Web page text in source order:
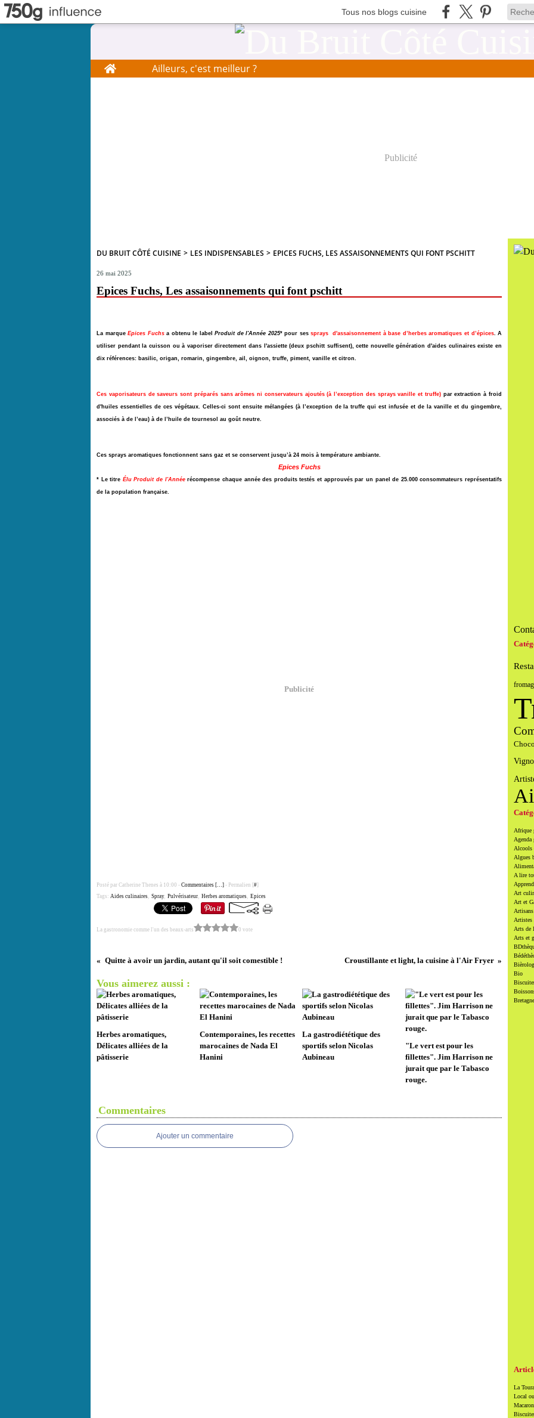
Tous nos blogs cuisine
Home Ailleurs, c'est meilleur ?
Publicité
DU BRUIT CÔTÉ CUISINE > LES INDISPENSABLES > EPICES FUCHS, LES ASSAISONNEMENTS QUI FONT PSCHITT
26 mai 2025
Epices Fuchs, Les assaisonnements qui font pschitt
La marqueEpices Fuchsa obtenu le labelProduit de l'Année 2025* pour sessprays d'assaisonnement à base d’herbes aromatiques et d’épices. A
utiliser pendant la cuisson ou à vaporiser directement dans l'assiette (deux pschitt suffisent), cette nouvelle génération d'aides culinaires existe en
dix références: basilic, origan, romarin, gingembre, ail, oignon, truffe, piment, vanille et citron.
Ces vaporisateurs de saveurs sont préparés sans arômes ni conservateurs ajoutés (à l’exception des sprays vanille et truffe)par extraction à froid
d'huiles essentielles de ces végétaux. Celles-ci sont ensuite mélangées (à l’exception de la truffe qui est infusée et de la vanille et du gingembre,
associés à de l’eau) à de l’huile de tournesol au goût neutre.
Ces sprays aromatiques fonctionnent sans gaz et se conservent jusqu’à 24 mois à température ambiante.
Epices Fuchs
* Le titre Élu Produit de l'Annéerécompense chaque année des produits testés et approuvés par un panel de 25.000 consommateurs représentatifs
de la population française.
Publicité
Posté par Catherine Thenes à 10:00 - Commentaires […] - Permalien [#]
Tags: Aides culinaires, Spray, Pulvérisateur, Herbes aromatiques, Epices
La gastronomie comme l'un des beaux-arts 0 vote
Quitte à avoir un jardin, autant qu'il soit comestible ! Croustillante et light, la cuisine à l'Air Fryer
Vous aimerez aussi :
Herbes aromatiques,
Délicates alliées de la
pâtisserie
Contemporaines, les recettes
marocaines de Nada El
Hanini
La gastrodiététique des
sportifs selon Nicolas
Aubineau
"Le vert est pour les
fillettes". Jim Harrison ne
jurait que par le Tabasco
rouge.
Commentaires
Ajouter un commentaire
Afrique
Agenda
Alcools
Algues
A lire
Art
Art et
Artistes
Arts de
Arts et
Bio
La
Local